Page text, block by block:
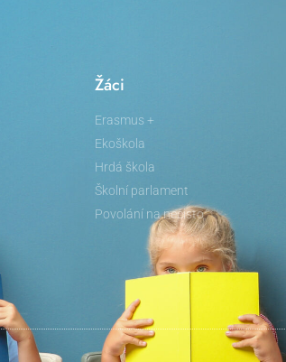
Žáci
Erasmus +
Ekoškola
Hrdá škola
Školní parlament
Povolání na nečisto